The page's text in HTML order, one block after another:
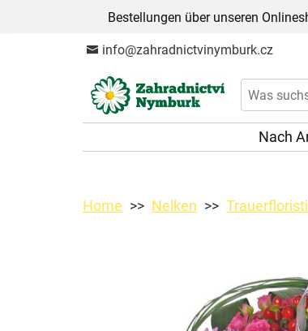
Bestellungen über unseren
info@zahradnictvinymburk.cz
Nach
Home Nelken